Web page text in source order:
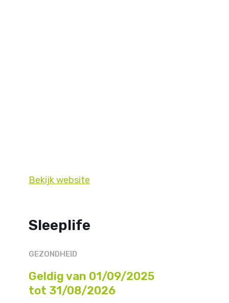
Bekijk website
Sleeplife
GEZONDHEID
Geldig van 01/09/2025
tot 31/08/2026